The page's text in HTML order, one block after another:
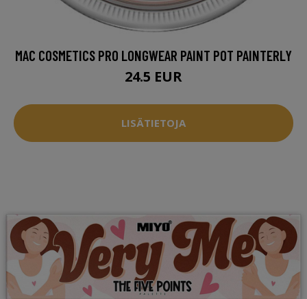
MAC COSMETICS PRO LONGWEAR PAINT POT PAINTERLY
24.5 EUR
LISÄTIETOJA